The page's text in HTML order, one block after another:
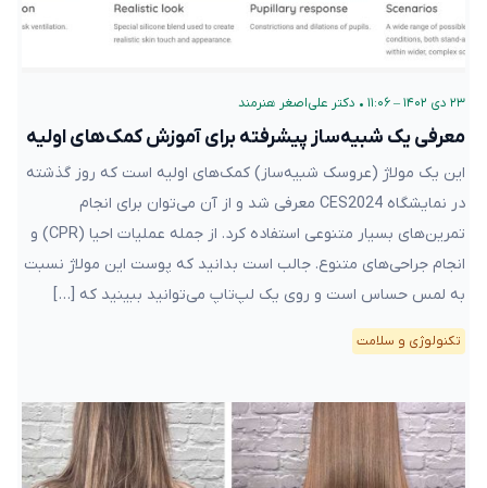
۲۳ دی ۱۴۰۲ – ۱۱:۰۶ • دکتر علی‌اصغر هنرمند
معرفی یک شبیه‌ساز پیشرفته‌ برای آموزش کمک‌های اولیه
این یک مولاژ (عروسک شبیه‌ساز) کمک‌های اولیه است که روز گذشته
در نمایشگاه CES2024 معرفی شد و از آن می‌توان برای انجام
تمرین‌های بسیار متنوعی استفاده کرد. از جمله عملیات احیا (CPR) و
انجام جراحی‌های متنوع. جالب است بدانید که پوست این مولاژ نسبت
به لمس حساس است و روی یک لپ‌تاپ می‌توانید ببینید که […]
تکنولوژی و سلامت